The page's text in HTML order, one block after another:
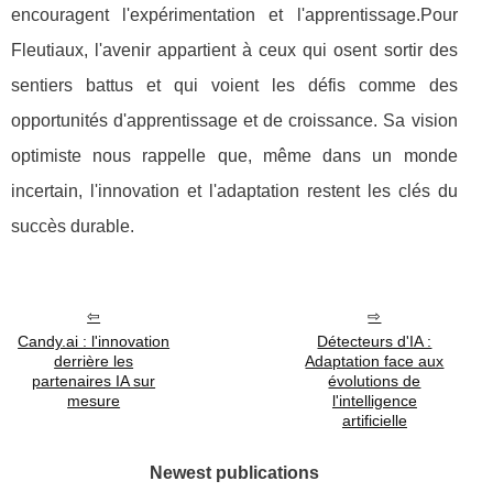
encouragent l'expérimentation et l'apprentissage.Pour
Fleutiaux, l'avenir appartient à ceux qui osent sortir des
sentiers battus et qui voient les défis comme des
opportunités d'apprentissage et de croissance. Sa vision
optimiste nous rappelle que, même dans un monde
incertain, l'innovation et l'adaptation restent les clés du
succès durable.
Candy.ai : l'innovation
derrière les
partenaires IA sur
mesure
Détecteurs d'IA :
Adaptation face aux
évolutions de
l'intelligence
artificielle
Newest publications